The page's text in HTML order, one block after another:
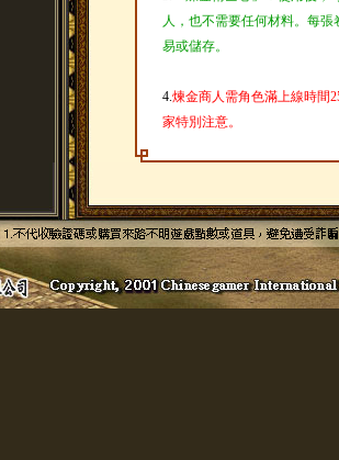
人，也不需要任何材料。每
易或儲存。
4.煉金商人需角色滿上線時間
家特別注意。